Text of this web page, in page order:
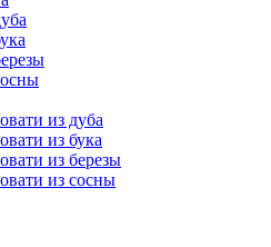
из дуба
из бука
из березы
из сосны